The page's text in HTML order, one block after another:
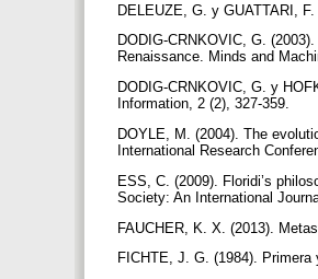
DELEUZE, G. y GUATTARI,
DODIG-CRNKOVIC, G.
Renaissance. Minds and
DODIG-CRNKOVIC, G. y
Information, 2 (2), 327-359.
DOYLE, M. (2004). The
International Research
ESS, C. (2009). Floridi’s
Society: An International
FAUCHER, K. X. (2013).
FICHTE, J. G. (1984).